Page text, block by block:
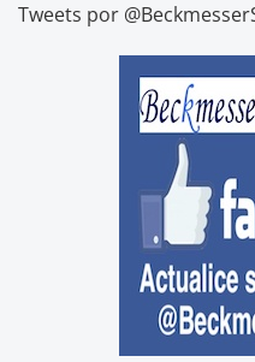
Tweets por